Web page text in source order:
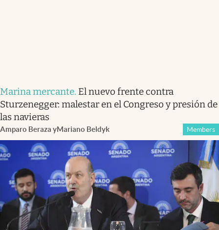
Marina mercante. El nuevo frente contra
Sturzenegger: malestar en el Congreso y presión de
las navieras
Amparo Beraza yMariano Beldyk Members